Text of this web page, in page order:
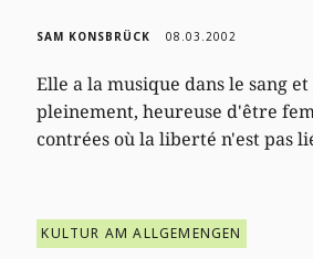
SAM KONSBRÜCK 08.03.2002
Elle a la musique dans le sang
pleinement, heureuse d'être
contrées où la liberté n'est pas
KULTUR AM ALLGEMENGEN